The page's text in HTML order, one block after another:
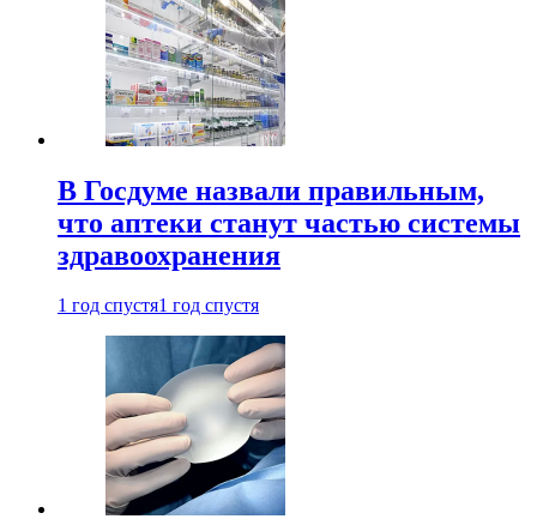
В Госдуме назвали правильным,
что аптеки станут частью системы
здравоохранения
1 год спустя1 год спустя